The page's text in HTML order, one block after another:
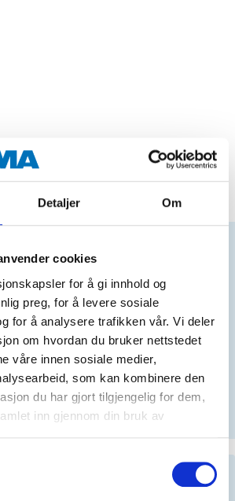
Detaljer Om
cookies
for å gi innhold og
preg, for å levere sosiale
for å analysere trafikken vår. Vi deler
om hvordan du bruker nettstedet
våre innen sosiale medier,
som kan kombinere den
du har gjort tilgjengelig for dem,
inn gjennom din bruk av
ADD TO CART
product fit your vehicle?
No registration number?
CAR MANUALLY
when searching for spare
and service recommendations.